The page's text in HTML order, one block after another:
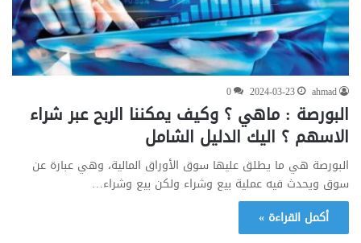
ahmad
2024-03-23
0
البورصة : ماهي ؟ وكيف يمكننا الربح عبر شراء
الاسهم ؟ اليك الدليل الشامل
البورصة هي ما يطلق عليها سوق الأوراق المالية، وهي عبارة عن
سوق ويحدث فيه عملية بيع وشراء ولكن بيع وشراء…
أكمل القراءة »